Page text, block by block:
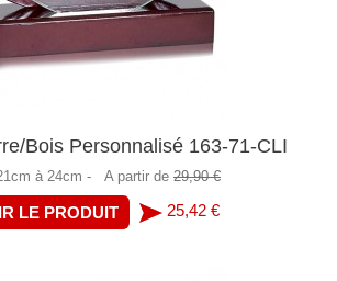
Bois Personnalisé 163-71-CLI
à 24cm - A partir de 29,90 €
LE PRODUIT 25,42 €